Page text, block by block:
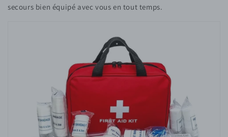
secours bien équipé avec vous en tout temps.